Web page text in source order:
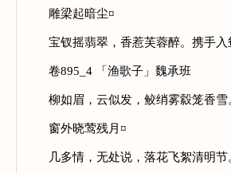
雕梁起暗尘¤
宝钗摇翡翠，香惹芙蓉醉。携手入
卷895_4 「渔歌子」魏承班
柳如眉，云似发，鲛绡雾縠笼香雪
窗外晓莺残月¤
几多情，无处说，落花飞絮清明节